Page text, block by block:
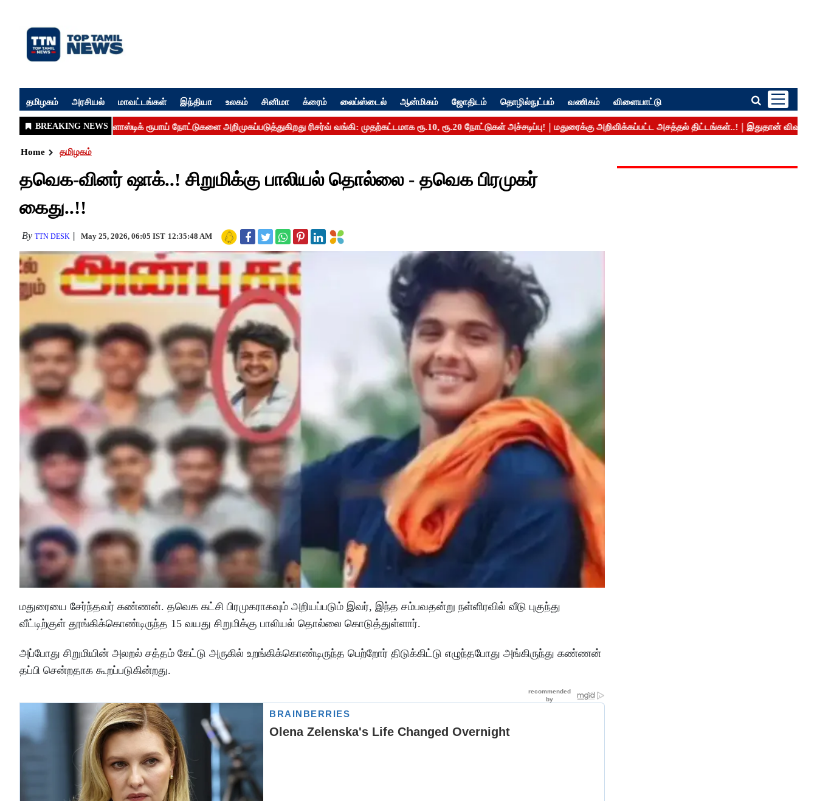
தமிழகம் அரசியல் மாவட்டங்கள் இந்தியா உலகம் சினிமா க்ரைம் லைப்ஸ்டைல் ஆன்மிகம் ஜோதிடம் தொழில்நுட்பம் வணிகம் விளையாட்டு
Home தமிழகம்
தவெக-வினர் ஷாக்..! சிறுமிக்கு பாலியல் தொல்லை - தவெக பிரமுகர்
கைது..!!
By TTN DESK May 25, 2026, 06:05 IST 12:35:48 AM
மதுரையை சேர்ந்தவர் கண்ணன். தவெக கட்சி பிரமுகராகவும் அறியப்படும் இவர், இந்த சம்பவதன்று நள்ளிரவில் வீடு புகுந்து
வீட்டிற்குள் தூங்கிக்கொண்டிருந்த 15 வயது சிறுமிக்கு பாலியல் தொல்லை கொடுத்துள்ளார்.
அப்போது சிறுமியின் அலறல் சத்தம் கேட்டு அருகில் உறங்கிக்கொண்டிருந்த பெற்றோர் திடுக்கிட்டு எழுந்தபோது அங்கிருந்து கண்ணன்
தப்பி சென்றதாக கூறப்படுகின்றது.